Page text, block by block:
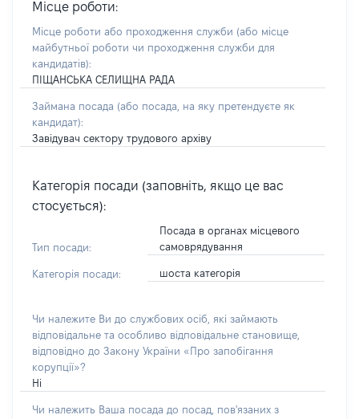
Місце роботи:
Місце роботи або проходження служби (або місце
майбутньої роботи чи проходження служби для
кандидатів):
ПІЩАНСЬКА СЕЛИЩНА РАДА
Займана посада (або посада, на яку претендуєте як
кандидат):
Завідувач сектору трудового архіву
Категорія посади (заповніть, якщо це вас
стосується):
Тип посади:
Посада в органах місцевого
самоврядування
Категорія посади: шоста категорія
Чи належите Ви до службових осіб, які займають
відповідальне та особливо відповідальне становище,
відповідно до Закону України «Про запобігання
корупції»?
Ні
Чи належить Ваша посада до посад, пов'язаних з